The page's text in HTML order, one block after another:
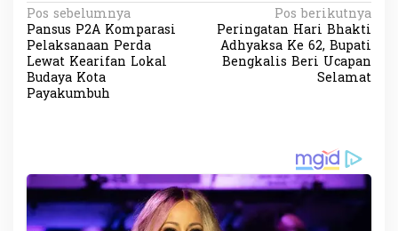
N
a
v
i
s
i
p
Pos sebelumnya
Pansus P2A Komparasi
Pelaksanaan Perda
Lewat Kearifan Lokal
Budaya Kota
Payakumbuh
Pos berikutnya
Peringatan Hari Bhakti
Adhyaksa Ke 62, Bupati
Bengkalis Beri Ucapan
Selamat